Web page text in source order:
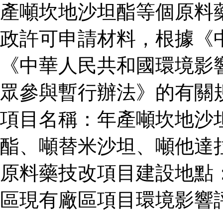
產噸坎地沙坦酯等個原
政許可申請材料，根據《
《中華人民共和國環境
眾參與暫行辦法》的有
項目名稱：年產噸坎地沙
酯、噸替米沙坦、噸他達
原料藥技改項目建設地
區現有廠區項目環境影